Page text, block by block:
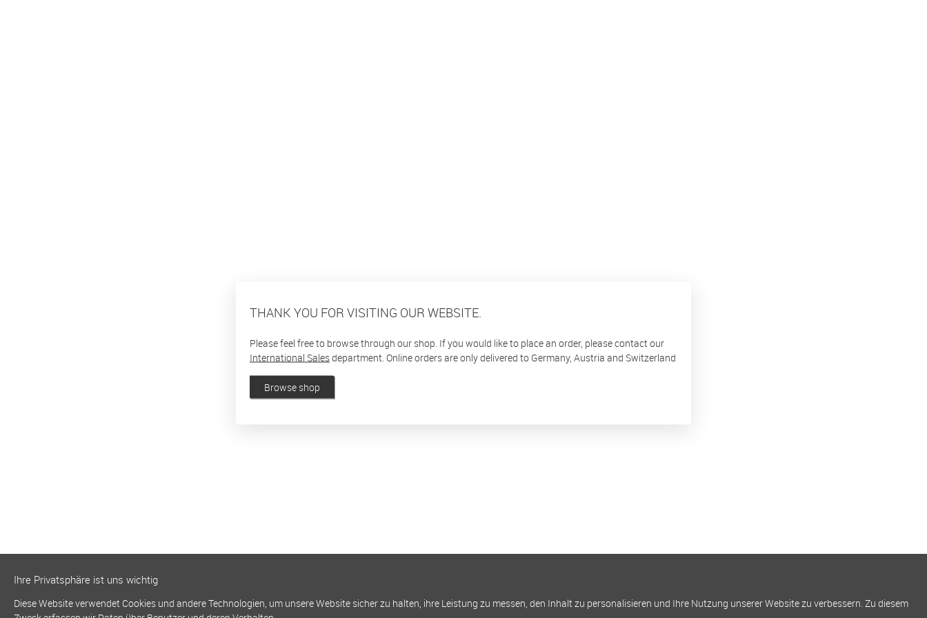
THANK YOU FOR VISITING OUR WEBSITE.
Please feel free to browse through our shop. If you would like to place an order, please contact our
International Salesdepartment. Online orders are only delivered to Germany, Austria and Switzerland
Browse shop
Ihre Privatsphäre ist uns wichtig
Diese Website verwendet Cookies und andere Technologien, um unsere Website sicher zu halten, ihre Leistung zu messen, den Inhalt zu personalisieren und Ihre Nutzung unserer Website zu verbessern. Zu diesem